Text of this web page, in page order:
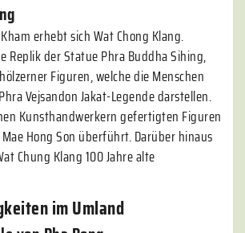
erhebt sich Wat Chong Klang.
Replik der Statue Phra Buddha Sihing,
Figuren, welche die Menschen
Vejsandon Jakat-Legende darstellen.
Kunsthandwerkern gefertigten Figuren
Hong Son überführt. Darüber hinaus
Chung Klang 100 Jahre alte
im Umland